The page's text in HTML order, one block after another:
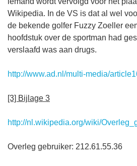
Wikipedia. In de VS is dat al wel
de bekende golfer Fuzzy Zoeller
hoofdstuk over de sportman had
verslaafd was aan drugs.
http://www.ad.nl/multi-media/
[3] Bijlage 3
http://nl.wikipedia.org/wiki/
Overleg gebruiker: 212.61.55.36